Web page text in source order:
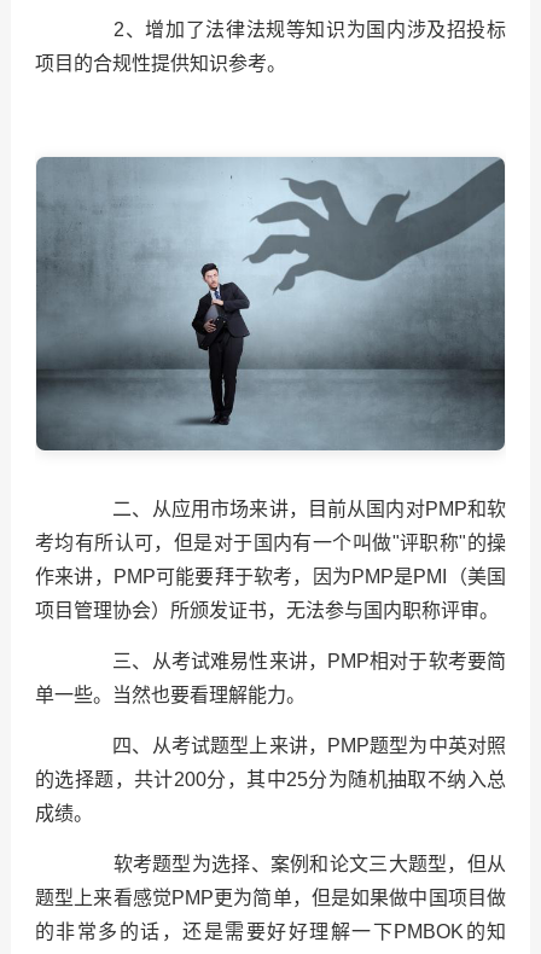
2、增加了法律法规等知识为国内涉及招投标
项目的合规性提供知识参考。
二、从应用市场来讲，目前从国内对PMP和软
考均有所认可，但是对于国内有一个叫做"评职称"的操
作来讲，PMP可能要拜于软考，因为PMP是PMI（美国
项目管理协会）所颁发证书，无法参与国内职称评审。
三、从考试难易性来讲，PMP相对于软考要简
单一些。当然也要看理解能力。
四、从考试题型上来讲，PMP题型为中英对照
的选择题，共计200分，其中25分为随机抽取不纳入总
成绩。
软考题型为选择、案例和论文三大题型，但从
题型上来看感觉PMP更为简单，但是如果做中国项目做
的非常多的话，还是需要好好理解一下PMBOK的知